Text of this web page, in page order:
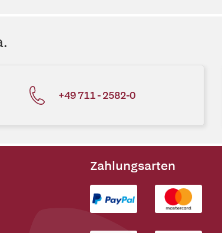
+49 711 - 2582-0
Zahlungsarten